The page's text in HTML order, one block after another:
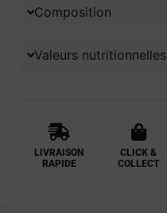
Composition
Valeurs nutritionnelles
LIVRAISON
RAPIDE
CLICK &
COLLECT